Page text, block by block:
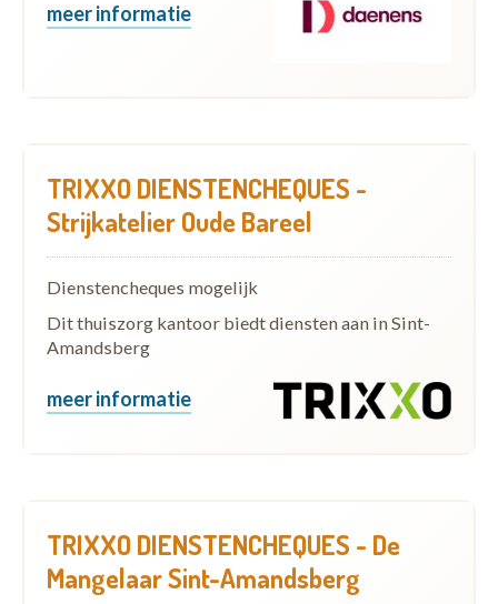
meer informatie
TRIXXO DIENSTENCHEQUES -
Strijkatelier Oude Bareel
Dienstencheques mogelijk
Dit thuiszorg kantoor biedt diensten aan in Sint-
Amandsberg
meer informatie
TRIXXO DIENSTENCHEQUES - De
Mangelaar Sint-Amandsberg